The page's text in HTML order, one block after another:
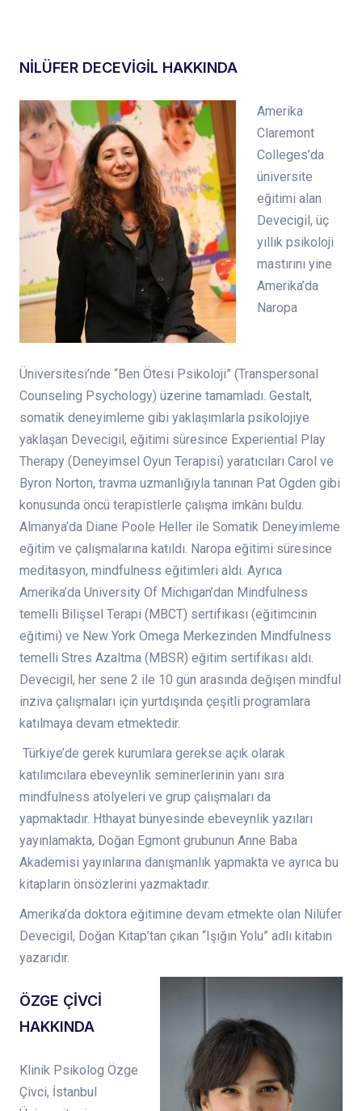
NİLÜFER DECEVİGİL HAKKINDA
Amerika
Claremont
Colleges’da
üniversite
eğitimi alan
Devecigil, üç
yıllık psikoloji
mastırını yine
Amerika’da
Naropa
Üniversitesi’nde “Ben Ötesi Psikoloji” (Transpersonal
Counseling Psychology) üzerine tamamladı. Gestalt,
somatik deneyimleme gibi yaklaşımlarla psikolojiye
yaklaşan Devecigil, eğitimi süresince Experiential Play
Therapy (Deneyimsel Oyun Terapisi) yaratıcıları Carol ve
Byron Norton, travma uzmanlığıyla tanınan Pat Ogden gibi
konusunda öncü terapistlerle çalışma imkânı buldu.
Almanya’da Diane Poole Heller ile Somatik Deneyimleme
eğitim ve çalışmalarına katıldı. Naropa eğitimi süresince
meditasyon, mindfulness eğitimleri aldı. Ayrıca
Amerika’da University Of Michigan’dan Mindfulness
temelli Bilişsel Terapi (MBCT) sertifikası (eğitimcinin
eğitimi) ve New York Omega Merkezinden Mindfulness
temelli Stres Azaltma (MBSR) eğitim sertifikası aldı.
Devecigil, her sene 2 ile 10 gün arasında değişen mindful
inziva çalışmaları için yurtdışında çeşitli programlara
katılmaya devam etmektedir.
Türkiye’de gerek kurumlara gerekse açık olarak
katılımcılara ebeveynlik seminerlerinin yanı sıra
mindfulness atölyeleri ve grup çalışmaları da
yapmaktadır. Hthayat bünyesinde ebeveynlik yazıları
yayınlamakta, Doğan Egmont grubunun Anne Baba
Akademisi yayınlarına danışmanlık yapmakta ve ayrıca bu
kitapların önsözlerini yazmaktadır.
Amerika’da doktora eğitimine devam etmekte olan Nilüfer
Devecigil, Doğan Kitap’tan çıkan “Işığın Yolu” adlı kitabın
yazarıdır.
ÖZGE ÇİVCİ
HAKKINDA
Klinik Psikolog Özge
Çivci, İstanbul